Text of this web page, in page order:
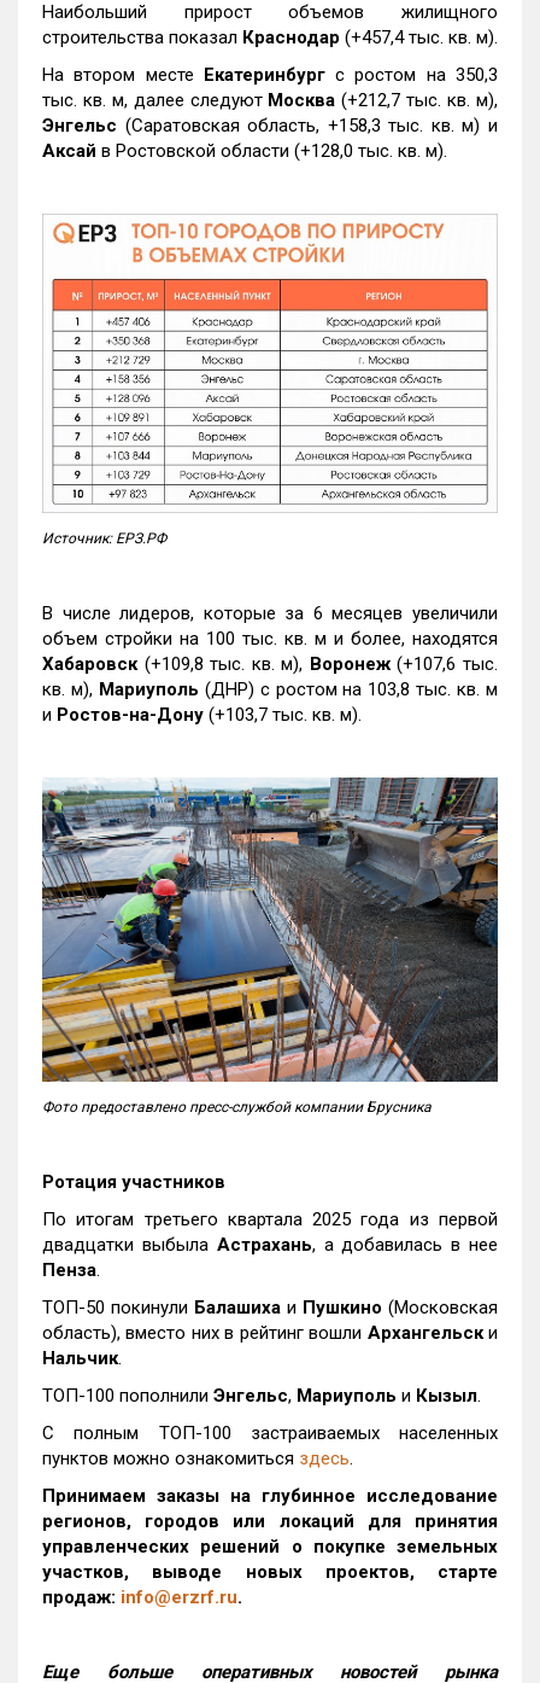
Наибольший прирост объемов жилищного
строительства показал Краснодар (+457,4 тыс. кв. м).
На втором месте Екатеринбургс ростом на 350,3
тыс. кв. м, далее следуют Москва (+212,7 тыс. кв. м),
Энгельс (Саратовская область, +158,3 тыс. кв. м) и
Аксай в Ростовской области (+128,0 тыс. кв. м).
Источник: ЕРЗ.РФ
В числе лидеров, которые за 6 месяцев увеличили
объем стройки на 100 тыс. кв. м и более, находятся
Хабаровск (+109,8 тыс. кв. м), Воронеж(+107,6 тыс.
кв. м), Мариуполь (ДНР) с ростом на 103,8 тыс. кв. м
и Ростов-на-Дону (+103,7 тыс. кв. м).
Фото предоставлено пресс-службой компании Брусника
Ротация участников
По итогам третьего квартала 2025 года из первой
двадцатки выбыла Астрахань, а добавилась в нее
Пенза.
ТОП-50 покинули Балашиха и Пушкино (Московская
область), вместо них в рейтинг вошли Архангельски
Нальчик.
ТОП-100 пополнили Энгельс, Мариуполь и Кызыл.
С полным ТОП-100 застраиваемых населенных
пунктов можно ознакомиться здесь.
Принимаем заказы на глубинное исследование
регионов, городов или локаций для принятия
управленческих решений о покупке земельных
участков, выводе новых проектов, старте
продаж: info@erzrf.ru.
Еще больше оперативных новостей рынка